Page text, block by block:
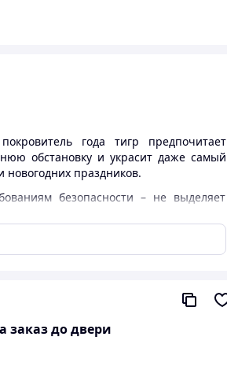
года тигр предпочитает
обстановку и украсит даже самый
праздников.
безопасности – не выделяет
При падениях с ней ничего не
заказ до двери